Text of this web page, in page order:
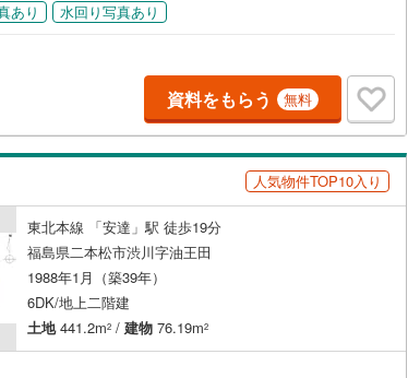
あり 水回り写真あり
資料をもらう 無料
人気物件TOP10入り
東北本線 「安達」駅 徒歩19分
福島県二本松市渋川字油王田
1988年1月（築39年）
6DK/地上二階建
土地441.2m2 / 建物 76.19m2